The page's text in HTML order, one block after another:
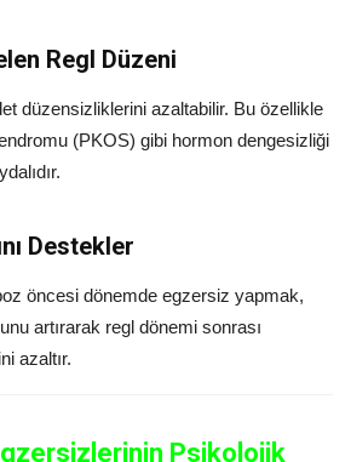
Regl Düzeni
düzensizliklerini azaltabilir. Bu özellikle
(PKOS) gibi hormon dengesizliği
Destekler
öncesi dönemde egzersiz yapmak,
artırarak regl dönemi sonrası
azaltır.
Psikolojik